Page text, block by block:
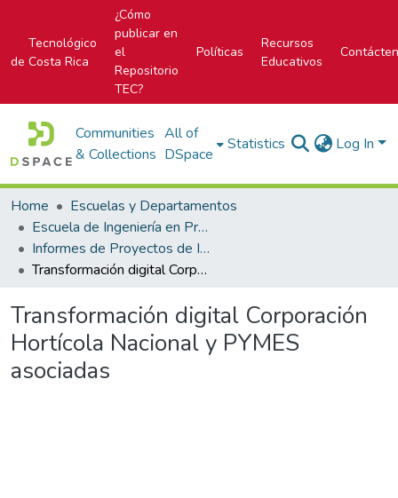
Tecnológico
de Costa Rica
¿Cómo
publicar en
el
Repositorio
TEC?
Políticas
Recursos
Educativos
Communities
& Collections
All of
DSpace
Statistics Log In
Home
Escuelas y Departamentos
Escuela de Ingeniería en Producción Industrial
Informes de Proyectos de Investigación
Transformación digital Corporación Hortícola Nacional y PYMES asociadas
Transformación digital Corporación
Hortícola Nacional y PYMES
asociadas